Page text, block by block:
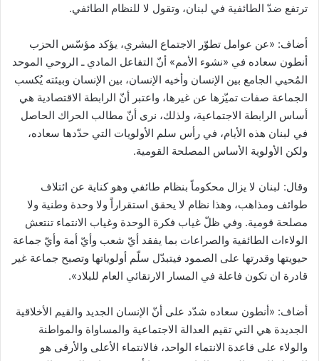
ترتفع ضدّ الطائفية في لبنان، وتقول لا للنظام الطائفي.
أضاف: «عن عوامل تطوّر الاجتماع البشري، يؤكد مؤسّس الحزب
أنطون سعاده في «نشوء الأمم» أنّ التفاعل المادي ـ الروحي الموحد
المُحيي الجامع بين الإنسان وأخيه الإنسان، بين الإنسان وبيئته يُكسب
الجماعة صفات تميّزها عن غيرها، واعتبر أنّ الرابطة الاقتصادية هي
أساس الرابطة الاجتماعية، ولذلك، نرى أنّ مطالب الحراك الحاصل
في لبنان هذه الأيام، في رأس سلم الأولويات التي حدّدها سعاده،
ولكن الأولوية الأساس المصلحة القومية.
وقال: لبنان لا يزال محكوماً بنظام طائفي وهو كناية عن ائتلاف
طوائف ومذاهب، وهذا نظام لا يحقق استقراراً ولا وحدة وطنية ولا
مصلحة قومية. وفي ظلّ غياب فكرة الوحدة وغياب الانتماء تنتعش
الولاءات الطائفية والصراعات بما يفقد أيّ شعب وأيّ أمة وأيّ جماعة
حيويتها وقدرتها على الصمود فيتبدّل سلّم أولوياتها وتصبح جماعة غير
قادرة ان تكون فاعلة في المسار الارتقائي العام للبلاد».
أضاف: «أنطون سعاده شدّد على أنّ الإنسان الجديد والقيم الأخلاقية
الجديدة هي التي تقيم العدالة الاجتماعية والمساواة والمواطنة
والولاء على قاعدة الانتماء الواحد، فالانتماء الأعلى والأرقى هو